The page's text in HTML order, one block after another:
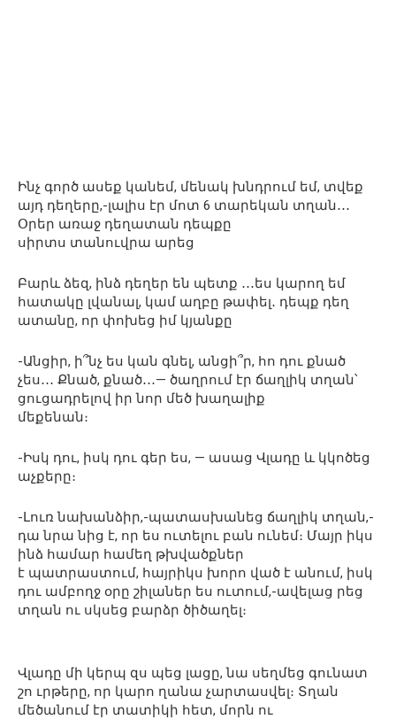
Ինչ գործ ասեք կանեմ, մենակ խնդրում եմ, տվեք
այդ դեղերը,-լալիս էր մոտ 6 տարեկան տղան․․․
Օրեր առաջ դեղատան դեպքը
սիրտս տանուվրա արեց
Բարև ձեզ, ինձ դեղեր են պետք ․․․ես կարող եմ
հատակը լվանալ, կամ աղբը թափել․ դեպք դեղ
ատանը, որ փոխեց իմ կյանքը
-Անցիր, ի՞նչ ես կան գնել, անցի՞ր, հո դու քնած
չես․․․ Քնած, քնած․․․— ծաղրում էր ճաղլիկ տղան՝
ցուցադրելով իր նոր մեծ խաղալիք
մեքենան։
-Իսկ դու, իսկ դու գեր ես, — ասաց Վլադը և կկոծեց
աչքերը։
-Լուռ նախանձիր,-պատասխանեց ճաղլիկ տղան,-
դա նրա նից է, որ ես ուտելու բան ունեմ։ Մայր իկս
ինձ համար համեղ թխվածքներ
է պատրաստում, հայրիկս խորո ված է անում, իսկ
դու ամբողջ օրը շիլաներ ես ուտում,-ավելաց րեց
տղան ու սկսեց բարձր ծիծաղել։
Վլադը մի կերպ զս պեց լացը, նա սեղմեց գունատ
շո ւրթերը, որ կարո ղանա չարտասվել։ Տղան
մեծանում էր տատիկի հետ, մորն ու